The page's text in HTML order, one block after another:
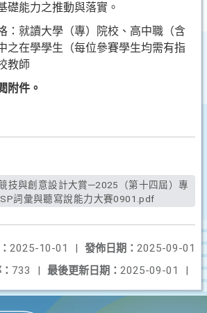
礎能力之推動與落實。
：就讀大學（專）院校、高中職（含
之在學學生（每位參賽學生均需有指
教師
附件。
詞彙與聽寫說能力大賽0901.pdf
發佈日期： 2025-09-01
2025-10-01
|
最後更新日期： 2025-09-01 |
733 |